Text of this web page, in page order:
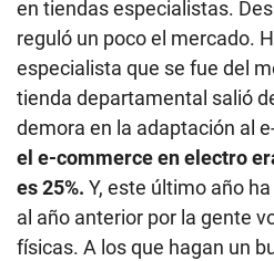
en tiendas especialistas.
reguló un poco el mercado.
especialista que se fue del
tienda departamental salió
demora en la adaptación al
el e-commerce en electro
es 25%. Y, este último año
al año anterior por la gente
físicas. A los que hagan un